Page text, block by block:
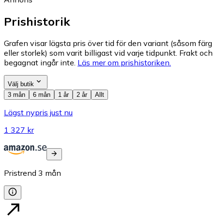
Prishistorik
Grafen visar lägsta pris över tid för den variant (såsom färg
eller storlek) som varit billigast vid varje tidpunkt. Frakt och
begagnat ingår inte. Läs mer om prishistoriken.
Välj butik
3 mån
6 mån 1 år 2 år Allt
Lägst nypris just nu
1 327 kr
Pristrend 3 mån